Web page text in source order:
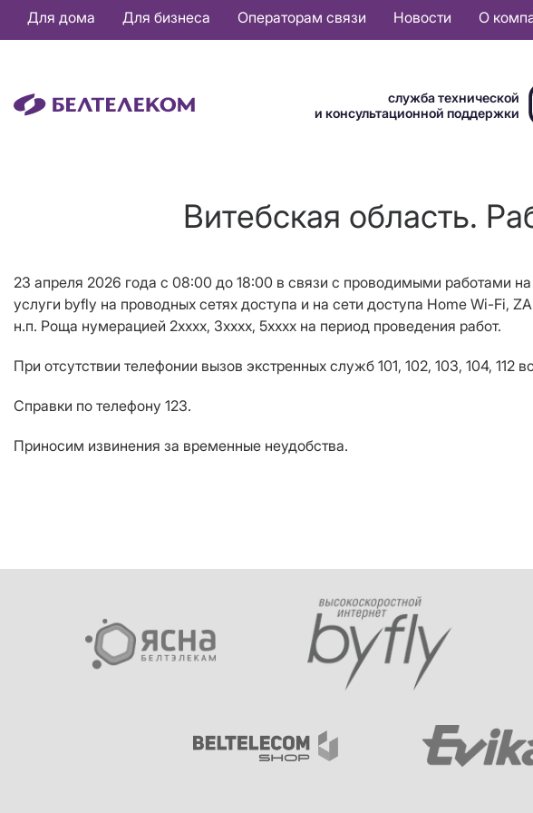
Основная
навигация
Для дома Для бизнеса Операторам связи Новости О
служба технической
и консультационной поддержки
Витебская область.
23 апреля 2026 года с 08:00 до 18:00 в связи с проводимыми работами на
услуги byfly на проводных сетях доступа и на сети доступа Home Wi-Fi,
н.п. Роща нумерацией 2хххх, 3xxxx, 5хххх на период проведения работ.
При отсутствии телефонии вызов экстренных служб 101, 102, 103, 104,
Справки по телефону 123.
Приносим извинения за временные неудобства.